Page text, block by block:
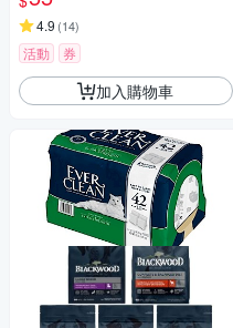
4.9 (14)
活動 券
加入購物車